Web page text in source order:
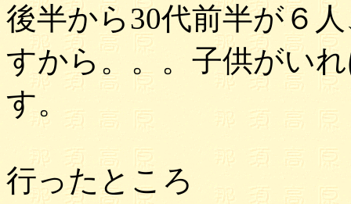
後半から30代前半が６
すから。。。子供がい
す。
行ったところ